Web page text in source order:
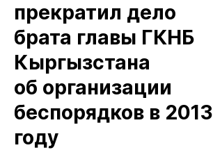
прекратил дело
брата главы ГКНБ
Кыргызстана
об организации
беспорядков в 2013
году